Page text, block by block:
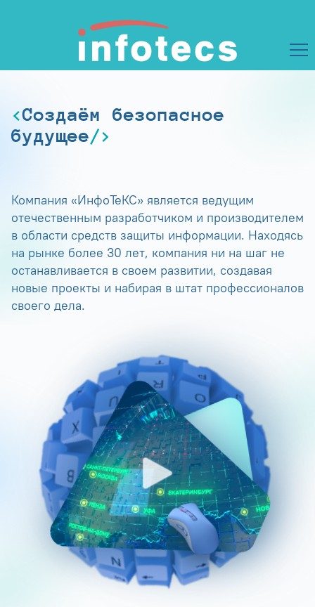
Создаём безопасное
будущее
Компания «ИнфоТеКС» является ведущим
отечественным разработчиком и производителем
в области средств защиты информации. Находясь
на рынке более 30 лет, компания ни на шаг не
останавливается в своем развитии, создавая
новые проекты и набирая в штат профессионалов
своего дела.